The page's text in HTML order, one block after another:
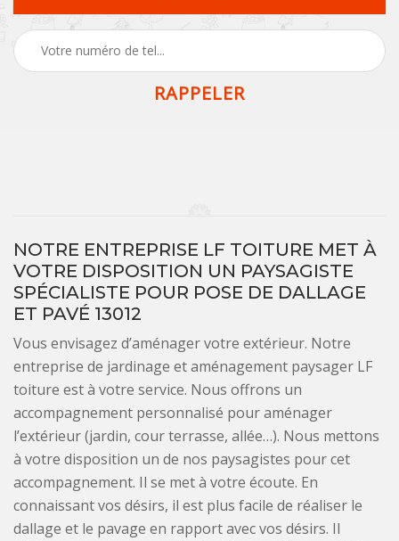
NOTRE ENTREPRISE LF TOITURE MET À
VOTRE DISPOSITION UN PAYSAGISTE
SPÉCIALISTE POUR POSE DE DALLAGE
ET PAVÉ 13012
Vous envisagez d’aménager votre extérieur. Notre
entreprise de jardinage et aménagement paysager LF
toiture est à votre service. Nous offrons un
accompagnement personnalisé pour aménager
l’extérieur (jardin, cour terrasse, allée…). Nous mettons
à votre disposition un de nos paysagistes pour cet
accompagnement. Il se met à votre écoute. En
connaissant vos désirs, il est plus facile de réaliser le
dallage et le pavage en rapport avec vos désirs. Il